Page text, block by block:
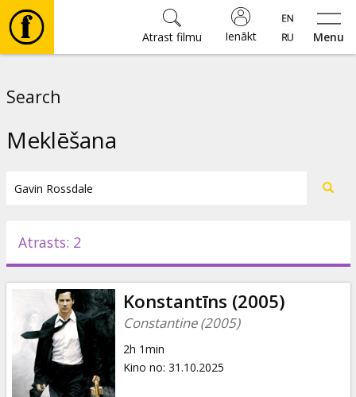
Menu
Ienākt
Atrast filmu
Pasākumi
Ziņas
Dāvanu
kartes
Search
Meklēšana
Atrasts: 2
Konstantīns (2005)
Constantine (2005)
2h 1min
Kino no: 31.10.2025